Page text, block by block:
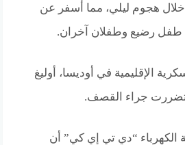
خلال هجوم ليلي، مما أسفر عن
الإقليمية في أوديسا، أوليغ
الكهرباء “دي تي إي كي” أن